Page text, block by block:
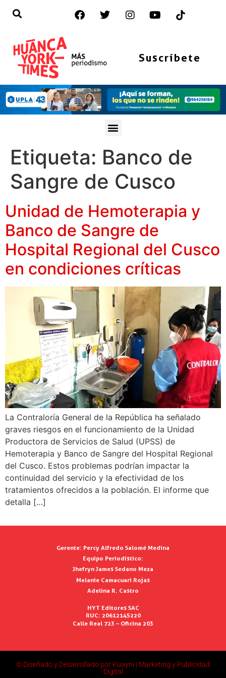
Suscríbete
Etiqueta: Banco de
Sangre de Cusco
Unidad de Hemoterapia y
Banco de Sangre de
Hospital Regional del Cusco
en condiciones críticas
La Contraloría General de la República ha señalado
graves riesgos en el funcionamiento de la Unidad
Productora de Servicios de Salud (UPSS) de
Hemoterapia y Banco de Sangre del Hospital Regional
del Cusco. Estos problemas podrían impactar la
continuidad del servicio y la efectividad de los
tratamientos ofrecidos a la población. El informe que
detalla […]
Gerente: Percy Alfredo Salomé Medina
Equipo Periodístico:
Jhefryn James Sedano Meza
Melanie Camacuari Rojas
Adelina R. Castro
HYT Editores SAC
RUC: 20612145220
Calle Real 723 – Oficina 203
© Diseñado y Desarrollado por Kuayni | Marketing y Publicidad
Digital